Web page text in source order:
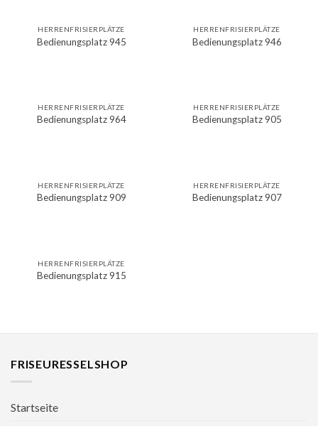
HERRENFRISIERPLÄTZE
Bedienungsplatz 945
HERRENFRISIERPLÄTZE
Bedienungsplatz 946
HERRENFRISIERPLÄTZE
Bedienungsplatz 964
HERRENFRISIERPLÄTZE
Bedienungsplatz 905
HERRENFRISIERPLÄTZE
Bedienungsplatz 909
HERRENFRISIERPLÄTZE
Bedienungsplatz 907
HERRENFRISIERPLÄTZE
Bedienungsplatz 915
FRISEURESSELSHOP
Startseite